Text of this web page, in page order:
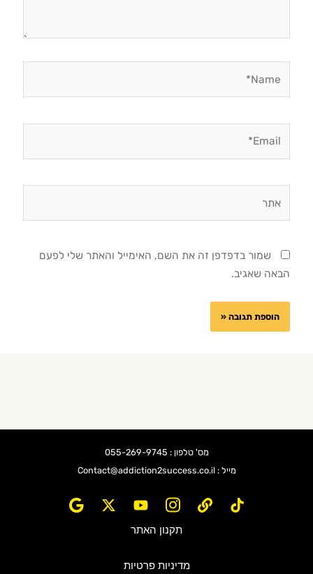
שמור בדפדפן זה את השם, האימייל והאתר שלי לפעם
הבאה שאגיב.
מס' טלפון : 055-269-9745
מייל : Contact@addiction2success.co.il
תקנון האתר
מדיניות פרטיות